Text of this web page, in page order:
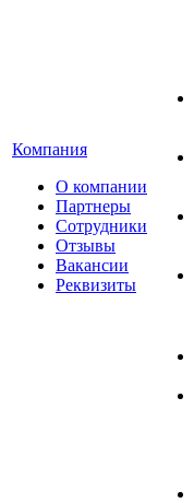
Компания
О компании
Партнеры
Сотрудники
Отзывы
Вакансии
Реквизиты